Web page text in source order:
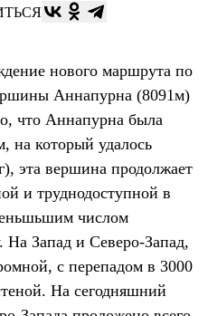
нового маршрута по
Аннапурна (8091м)
что Аннапурна была
на который удалось
эта вершина продолжает
и труднодоступной в
числом
Запад и Северо-Запад,
с перепадом в 3000
На сегодняшний